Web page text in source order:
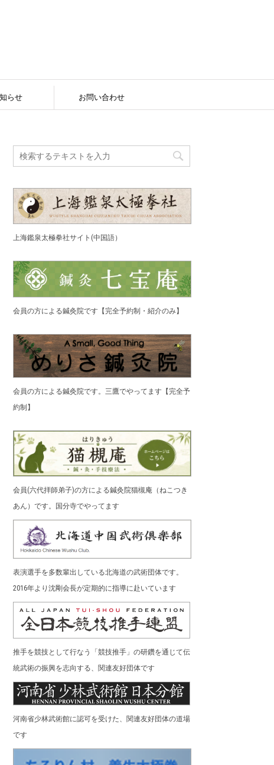
らせ お問い合わせ
上海鑑泉太極拳社サイト(中国語）
会員の方による鍼灸院です【完全予約制・紹介のみ】
会員の方による鍼灸院です。三鷹でやってます【完全予
約制】
会員(六代拝師弟子)の方による鍼灸院猫槻庵（ねこつき
あん）です。国分寺でやってます
表演選手を多数輩出している北海道の武術団体です。
2016年より沈剛会長が定期的に指導に赴いています
推手を競技として行なう「競技推手」の研鑽を通じて伝
統武術の振興を志向する、関連友好団体です
河南省少林武術館に認可を受けた、関連友好団体の道場
です